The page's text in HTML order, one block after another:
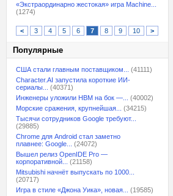
«Экстраординарно жестокая» игра Machine...
(1274)
< 3 4 5 6 7 8 9 10 >
Популярные
США стали главным поставщиком...
(41111)
Character.AI запустила короткие ИИ-
сериалы...
(40371)
Инженеры уложили HBM на бок —...
(40002)
Морские сражения, крупнейшая...
(34215)
Тысячи сотрудников Google требуют...
(29885)
Chrome для Android стал заметно
плавнее: Google...
(24072)
Вышел релиз OpenIDE Pro —
корпоративной...
(21158)
Mitsubishi начнёт выпускать по 1000...
(20717)
Игра в стиле «Джона Уика», новая...
(19585)